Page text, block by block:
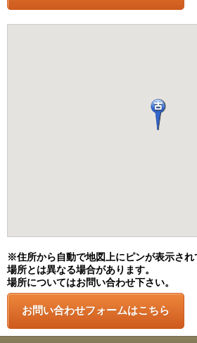
※住所から自動で地図上にピンが表示さ
場所とは異なる場合があります。
場所についてはお問い合わせ下さい。